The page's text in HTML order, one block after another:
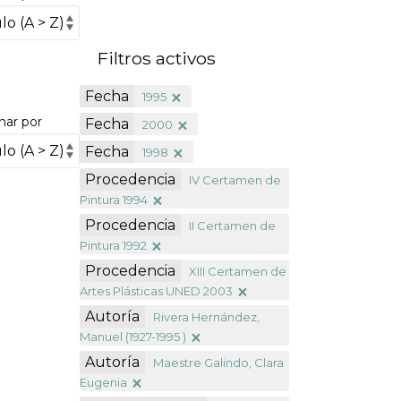
por
Filtros activos
Fecha 1995
Fecha 2000
Fecha 1998
Procedencia
IV Certamen de
Pintura 1994
Procedencia
II Certamen de
Pintura 1992
Procedencia
XIII Certamen de
Artes Plásticas UNED 2003
Autoría
Rivera Hernández,
Manuel (1927-1995 )
Autoría
Maestre Galindo, Clara
Eugenia